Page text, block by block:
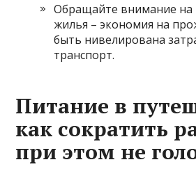
Обращайте внимание на
жилья – экономия на
быть нивелирована
транспорт.
Питание в
как сократить
при этом не